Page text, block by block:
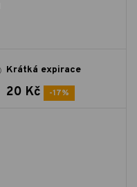
Krátká expirace
20 Kč -17%